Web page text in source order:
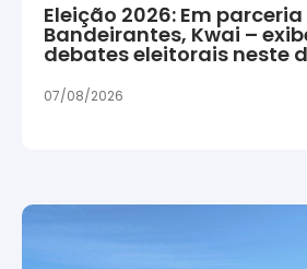
Eleição 2026: Em
Bandeirantes, Kwai –
debates eleitorais neste
07/08/2026